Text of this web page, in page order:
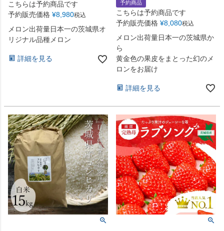
こちらは予約商品です
予約販売価格 ¥8,980税込
メロン出荷量日本一の茨城県オ
リジナル品種メロン
詳細を見る
予約商品
こちらは予約商品です
予約販売価格 ¥8,080税込
メロン出荷量日本一の茨城県か
ら
黄金色の果皮をまとった幻のメ
ロンをお届け
詳細を見る